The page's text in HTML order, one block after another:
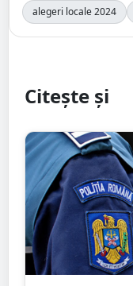
alegeri locale 2024
Citește și